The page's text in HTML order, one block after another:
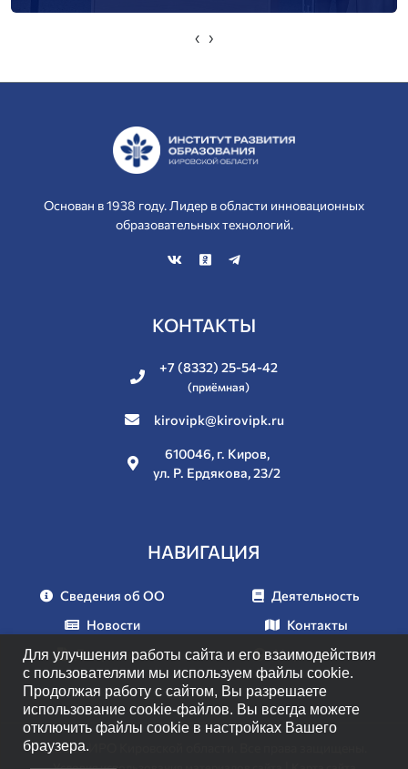
‹ ›
Основан в 1938 году. Лидер в области инновационных
образовательных технологий.
КОНТАКТЫ
+7 (8332) 25-54-42
(приёмная)
kirovipk@kirovipk.ru
610046, г. Киров,
ул. Р. Ердякова, 23/2
НАВИГАЦИЯ
Сведения об ОО
Новости
Документы
Деятельность
Контакты
Мероприятия
© 2026 ИРО Кировской области. Все права защищены.
Для улучшения работы сайта и его взаимодействия
с пользователями мы используем файлы cookie.
Продолжая работу с сайтом, Вы разрешаете
использование cookie-файлов. Вы всегда можете
отключить файлы cookie в настройках Вашего
браузера.